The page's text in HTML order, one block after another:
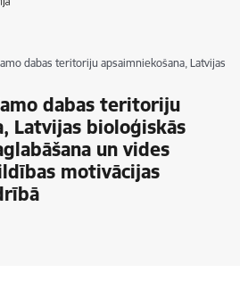
dabas teritoriju apsaimniekošana, Latvijas
dabas teritoriju
Latvijas bioloģiskās
un vides
motivācijas